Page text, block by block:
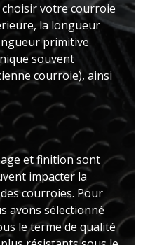
votre courroie
la longueur
primitive
souvent
courroie), ainsi
et finition sont
impacter la
courroies. Pour
avons sélectionné
le terme de qualité